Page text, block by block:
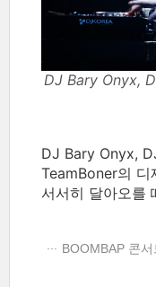
DJ Bary Onyx,
DJ Bary Onyx,
TeamBoner의 디
서서히 달아오를
BOOMBAP 콘